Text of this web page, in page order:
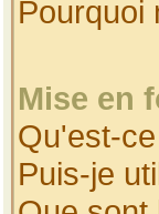
Pourquoi
Mise en
Qu'est-
Puis-je